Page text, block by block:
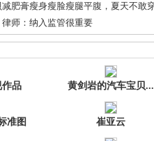
师：纳入监管很重要
，改变了我们模样
宝
作品 黄剑岩的汽车宝贝...
准图 崔亚云